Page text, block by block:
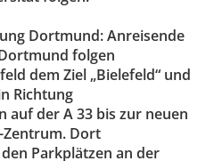
Dortmund: Anreisende
folgen
dem Ziel „Bielefeld“ und
Richtung
auf der A 33 bis zur neuen
Dort
Parkplätzen an der